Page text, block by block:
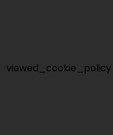
viewed_cookie_policy